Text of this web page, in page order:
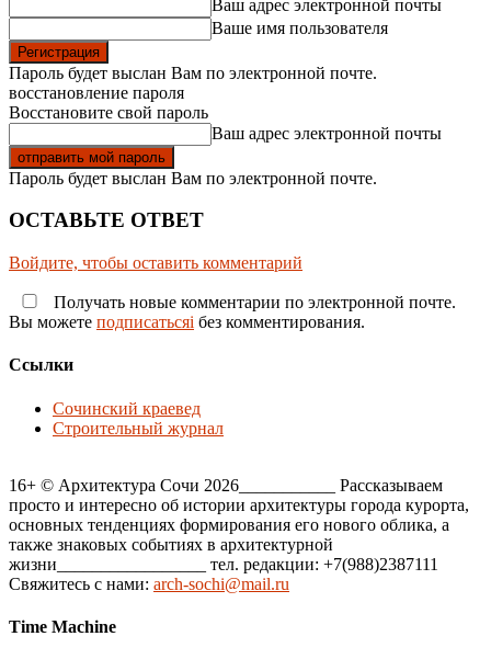
Ваш адрес электронной почты
Ваше имя пользователя
Пароль будет выслан Вам по электронной почте.
восстановление пароля
Восстановите свой пароль
Ваш адрес электронной почты
Пароль будет выслан Вам по электронной почте.
ОСТАВЬТЕ ОТВЕТ
Войдите, чтобы оставить комментарий
Получать новые комментарии по электронной почте.
Вы можете подписатьсяi без комментирования.
Ссылки
Сочинский краевед
Строительный журнал
16+ © Архитектура Сочи 2026___________ Рассказываем
просто и интересно об истории архитектуры города курорта,
основных тенденциях формирования его нового облика, а
также знаковых событиях в архитектурной
жизни_________________ тел. редакции: +7(988)2387111
Свяжитесь с нами: arch-sochi@mail.ru
Time Machine